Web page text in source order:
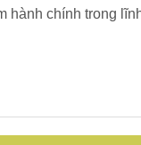
hành chính trong